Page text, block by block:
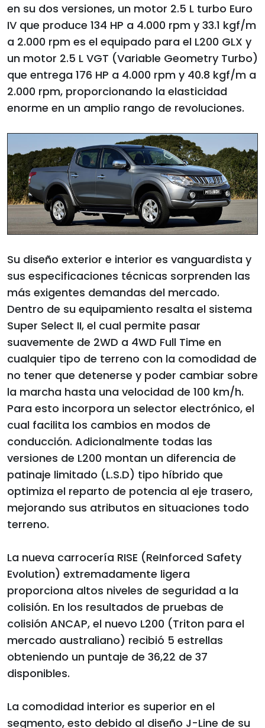
en su dos versiones, un motor 2.5 L turbo Euro
IV que produce 134 HP a 4.000 rpm y 33.1 kgf/m
a 2.000 rpm es el equipado para el L200 GLX y
un motor 2.5 L VGT (Variable Geometry Turbo)
que entrega 176 HP a 4.000 rpm y 40.8 kgf/m a
2.000 rpm, proporcionando la elasticidad
enorme en un amplio rango de revoluciones.
Su diseño exterior e interior es vanguardista y
sus especificaciones técnicas sorprenden las
más exigentes demandas del mercado.
Dentro de su equipamiento resalta el sistema
Super Select II, el cual permite pasar
suavemente de 2WD a 4WD Full Time en
cualquier tipo de terreno con la comodidad de
no tener que detenerse y poder cambiar sobre
la marcha hasta una velocidad de 100 km/h.
Para esto incorpora un selector electrónico, el
cual facilita los cambios en modos de
conducción. Adicionalmente todas las
versiones de L200 montan un diferencia de
patinaje limitado (L.S.D) tipo híbrido que
optimiza el reparto de potencia al eje trasero,
mejorando sus atributos en situaciones todo
terreno.
La nueva carrocería RISE (ReInforced Safety
Evolution) extremadamente ligera
proporciona altos niveles de seguridad a la
colisión. En los resultados de pruebas de
colisión ANCAP, el nuevo L200 (Triton para el
mercado australiano) recibió 5 estrellas
obteniendo un puntaje de 36,22 de 37
disponibles.
La comodidad interior es superior en el
segmento, esto debido al diseño J-Line de su